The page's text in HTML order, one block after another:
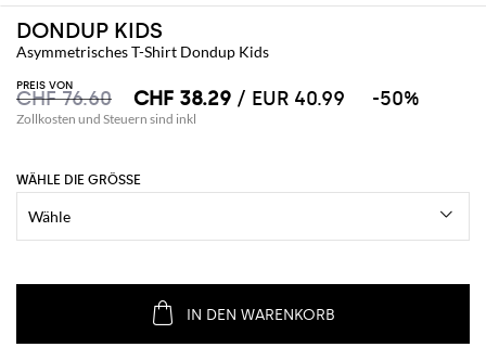
DONDUP KIDS
Asymmetrisches T-Shirt Dondup Kids
PREIS VON
CHF 76.60 CHF 38.29 / EUR 40.99 -50%
Zollkosten und Steuern sind inkl
WÄHLE DIE GRÖSSE
IN DEN WARENKORB